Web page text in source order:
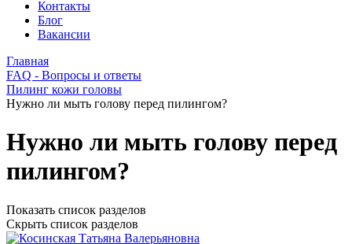
Контакты
Блог
Вакансии
Главная
FAQ - Вопросы и ответы
Пилинг кожи головы
Нужно ли мыть голову перед пилингом?
Нужно ли мыть голову перед
пилингом?
Показать список разделов
Скрыть список разделов